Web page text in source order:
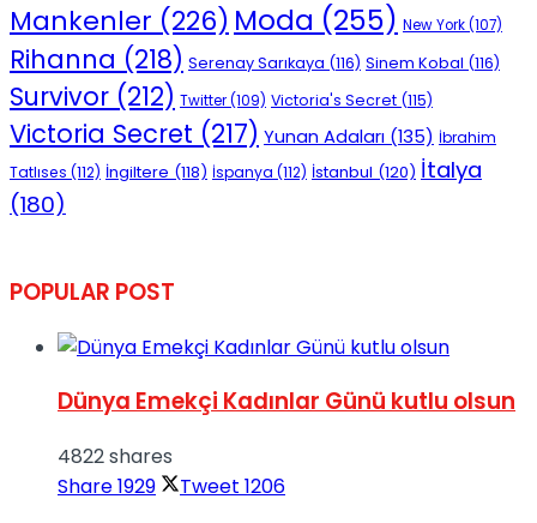
Mankenler (226) Moda (255) New York(107)
Rihanna (218) Serenay Sarıkaya (116) Sinem Kobal (116)
Survivor (212) Twitter(109) Victoria's Secret (115)
Victoria Secret (217) Yunan Adaları (135) İbrahim
Tatlıses (112) İngiltere (118) İspanya (112) İstanbul (120) İtalya
(180)
POPULAR POST
Dünya Emekçi Kadınlar Günü kutlu olsun
4822 shares
Share1929 Tweet 1206